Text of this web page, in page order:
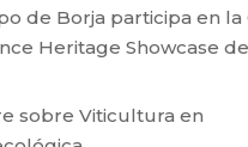
de Borja participa en la
Heritage Showcase de
sobre Viticultura en